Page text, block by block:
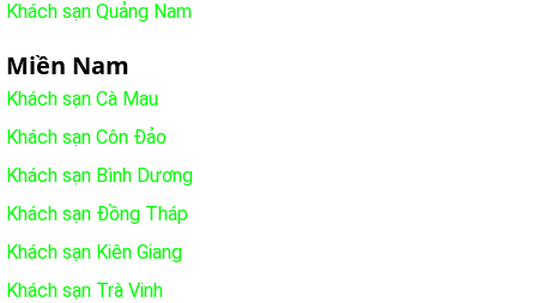
Khách sạn Quảng Nam
Miền Nam
Khách sạn Cà Mau
Khách sạn Côn Đảo
Khách sạn Bình Dương
Khách sạn Đồng Tháp
Khách sạn Kiên Giang
Khách sạn Trà Vinh